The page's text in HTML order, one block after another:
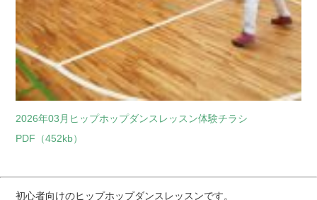
2026年03月ヒップホップダンスレッスン体験チラシ
PDF（452kb）
初心者向けのヒップホップダンスレッスンです。